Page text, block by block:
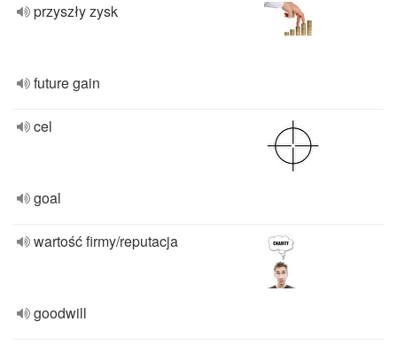
przyszły zysk
future gain
cel
goal
wartość firmy/reputacja
goodwill